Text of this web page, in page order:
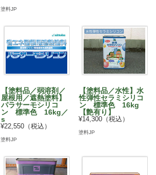
塗料JP
【塗料品／弱溶剤／
屋根用／遮熱塗料】
パラサーモシリコ
ン 標準色 16kg／
s
¥22,550（税込）
塗料JP
【塗料品／水性】水
性弾性セラミシリコ
ン 標準色 16kg
【艶有り】
¥14,300（税込）
塗料JP